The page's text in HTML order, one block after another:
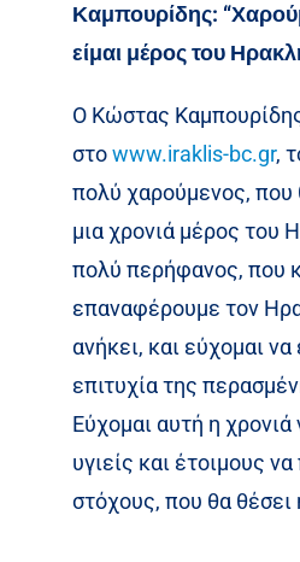
Καμπουρίδης:
είμαι μέρος του
Ο Κώστας
στοwww.iraklis-bc.gr,
πολύ χαρούμενος, που
μια χρονιά μέρος
πολύ περήφανος, που
επαναφέρουμε τον
ανήκει, και εύχομαι να
επιτυχία της
Εύχομαι αυτή η χρονιά
υγιείς και έτοιμους
στόχους, που θα θέσει